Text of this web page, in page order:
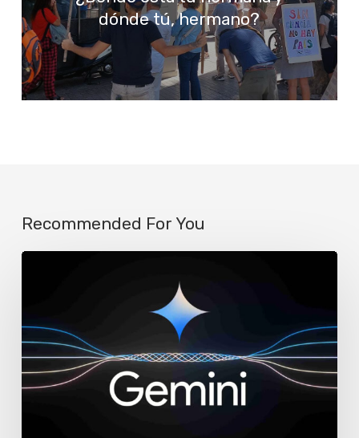
dónde tú, hermano?
Recommended For You
Assistant
Gemini